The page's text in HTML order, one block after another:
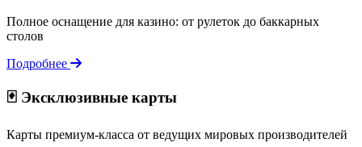
Полное оснащение для казино: от рулеток до баккарных
столов
Подробнее
🃏 Эксклюзивные карты
Карты премиум-класса от ведущих мировых производителей